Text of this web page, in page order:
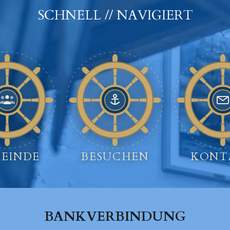
SCHNELL // NAVIGIERT
BESUCHEN
BANKVERBINDUNG